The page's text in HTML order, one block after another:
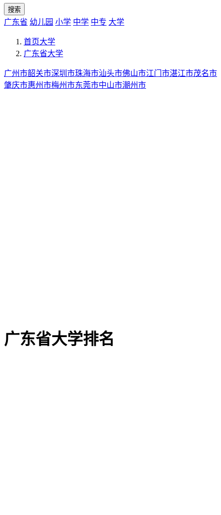
搜索
广东省 幼儿园 小学 中学 中专 大学
首页大学
广东省大学
广州市韶关市深圳市珠海市汕头市佛山市江门市湛江市茂名市
肇庆市惠州市梅州市东莞市中山市潮州市
广东省大学排名